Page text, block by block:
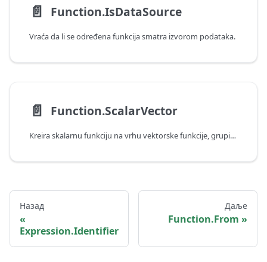
📄️ Function.IsDataSource
Vraća da li se određena funkcija smatra izvorom podataka.
📄️ Function.ScalarVector
Kreira skalarnu funkciju na vrhu vektorske funkcije, grupišući više pozivanja.
Назад
Expression.Identifier
Даље
Function.From